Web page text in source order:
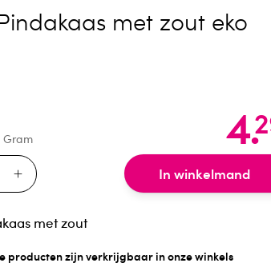
met zout eko
Gram 4.
In winkelmand
met zout
producten zijn verkrijgbaar in onze winkels